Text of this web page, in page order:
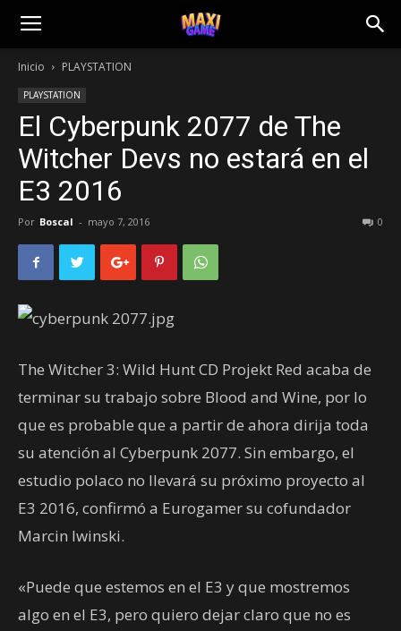
Inicio PLAYSTATION
PLAYSTATION
El Cyberpunk 2077 de The
Witcher Devs no estará en el
E3 2016
Por Boscal - mayo 7, 2016 0
The Witcher 3: Wild Hunt CD Projekt Red acaba de
terminar su trabajo sobre Blood and Wine, por lo
que es probable que a partir de ahora dirija toda
su atención al Cyberpunk 2077. Sin embargo, el
estudio polaco no llevará su próximo proyecto al
E3 2016, confirmó a Eurogamer su cofundador
Marcin Iwinski.
«Puede que estemos en el E3 y que mostremos
algo en el E3, pero quiero dejar claro que no es